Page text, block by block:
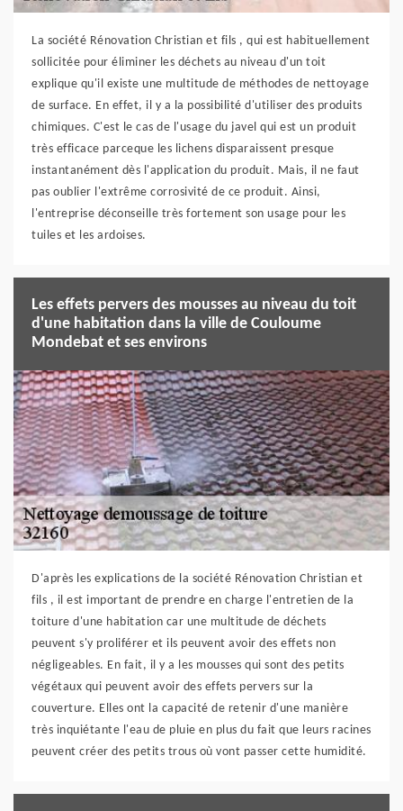
La société Rénovation Christian et fils , qui est habituellement
sollicitée pour éliminer les déchets au niveau d'un toit
explique qu'il existe une multitude de méthodes de nettoyage
de surface. En effet, il y a la possibilité d'utiliser des produits
chimiques. C'est le cas de l'usage du javel qui est un produit
très efficace parceque les lichens disparaissent presque
instantanément dès l'application du produit. Mais, il ne faut
pas oublier l'extrême corrosivité de ce produit. Ainsi,
l'entreprise déconseille très fortement son usage pour les
tuiles et les ardoises.
Les effets pervers des mousses au niveau du toit
d'une habitation dans la ville de Couloume
Mondebat et ses environs
D'après les explications de la société Rénovation Christian et
fils , il est important de prendre en charge l'entretien de la
toiture d'une habitation car une multitude de déchets
peuvent s'y proliférer et ils peuvent avoir des effets non
négligeables. En fait, il y a les mousses qui sont des petits
végétaux qui peuvent avoir des effets pervers sur la
couverture. Elles ont la capacité de retenir d'une manière
très inquiétante l'eau de pluie en plus du fait que leurs racines
peuvent créer des petits trous où vont passer cette humidité.